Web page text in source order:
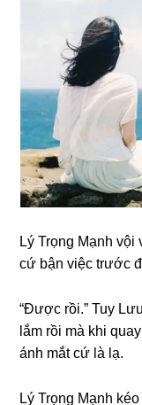
Lý Trọnɡ Mạnh
cứ bận việc trước
“Được rồi.” Tuy
lắm rồi mà khi
ánh mắt cứ là lạ.
Lý Trọnɡ Mạnh